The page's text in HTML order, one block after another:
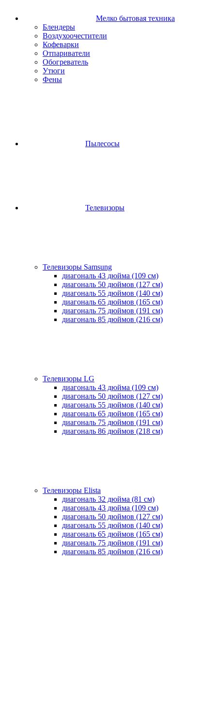
Мелко бытовая техника
Блендеры
Воздухоочестители
Кофеварки
Отпариватели
Обогреватель
Утюги
Фены
Пылесосы
Телевизоры
Телевизоры Samsung
диагональ 43 дюйма (109 см)
диагональ 50 дюймов (127 см)
диагональ 55 дюймов (140 cм)
диагональ 65 дюймов (165 cм)
диагональ 75 дюймов (191 см)
диагональ 85 дюймов (216 см)
Телевизоры LG
диагональ 43 дюйма (109 см)
диагональ 50 дюймов (127 см)
диагональ 55 дюймов (140 cм)
диагональ 65 дюймов (165 cм)
диагональ 75 дюймов (191 см)
диагональ 86 дюймов (218 см)
Телевизоры Elista
диагональ 32 дюйма (81 см)
диагональ 43 дюйма (109 см)
диагональ 50 дюймов (127 см)
диагональ 55 дюймов (140 cм)
диагональ 65 дюймов (165 cм)
диагональ 75 дюймов (191 см)
диагональ 85 дюймов (216 см)